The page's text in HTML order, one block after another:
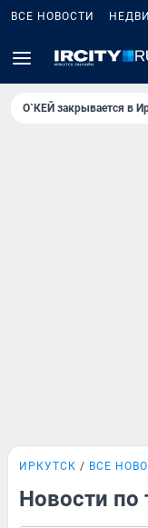
ВСЕ НОВОСТИ
О`КЕЙ закрывается в
ИРКУТСК ВСЕ
Новости по